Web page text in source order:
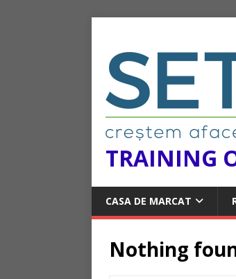
TRAINING
CASA DE MARCAT
Nothing